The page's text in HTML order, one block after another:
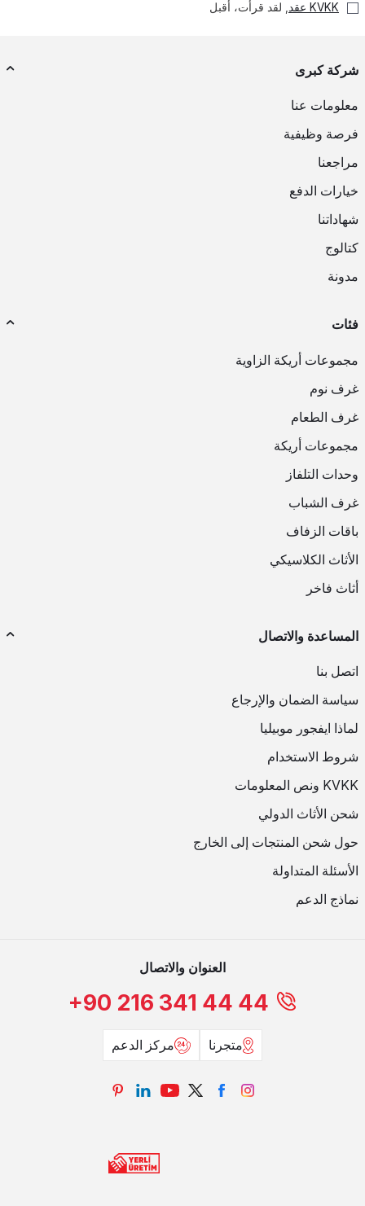
KVKK عقد , لقد قرأت، أقبل
شركة كبرى
معلومات عنا
فرصة وظيفية
مراجعنا
خيارات الدفع
شهاداتنا
كتالوج
مدونة
فئات
مجموعات أريكة الزاوية
غرف نوم
غرف الطعام
مجموعات أريكة
وحدات التلفاز
غرف الشباب
باقات الزفاف
الأثاث الكلاسيكي
أثاث فاخر
المساعدة والاتصال
اتصل بنا
سياسة الضمان والإرجاع
لماذا ايفجور موبيليا
شروط الاستخدام
KVKK ونص المعلومات
شحن الأثاث الدولي
حول شحن المنتجات إلى الخارج
الأسئلة المتداولة
نماذج الدعم
العنوان والاتصال
+90 216 341 44 44
متجرنا مركز الدعم